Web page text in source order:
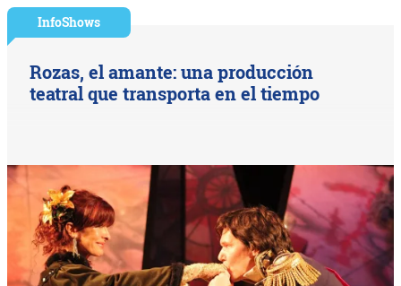
InfoShows
Rozas, el amante: una producción
teatral que transporta en el tiempo